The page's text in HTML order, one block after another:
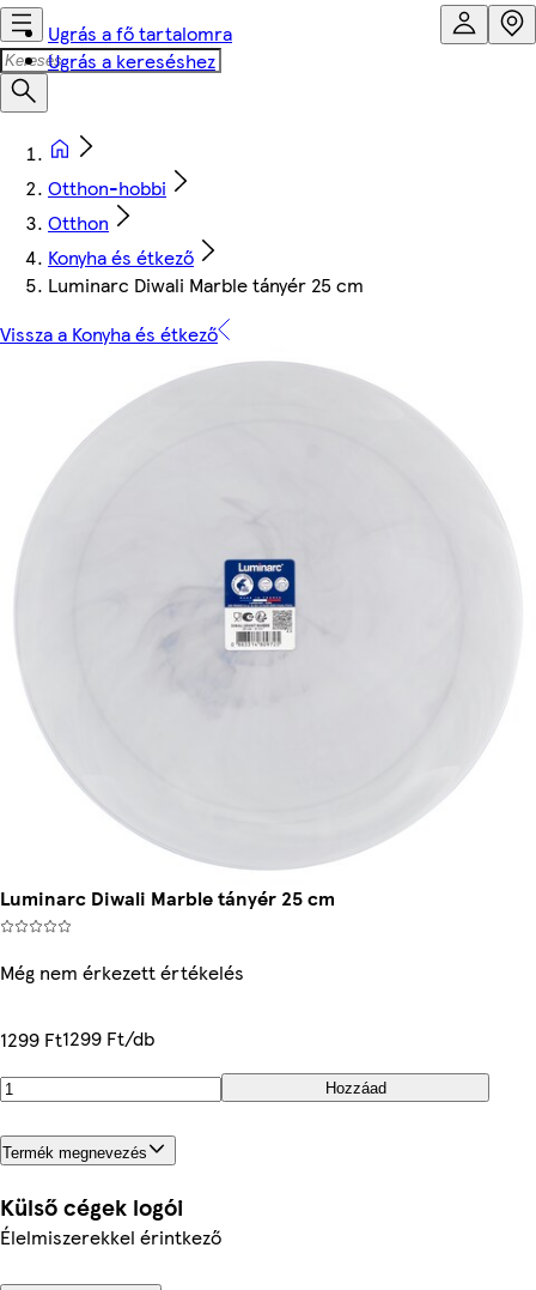
Ugrás a fő tartalomra
Ugrás a kereséshez
Otthon-hobbi
Otthon
Konyha és étkező
Luminarc Diwali Marble tányér 25 cm
Vissza a Konyha és étkező
Luminarc Diwali Marble tányér 25 cm
Még nem érkezett értékelés
1299 Ft1299 Ft/db
Hozzáad
Termék megnevezés
Külső cégek logói
Élelmiszerekkel érintkező